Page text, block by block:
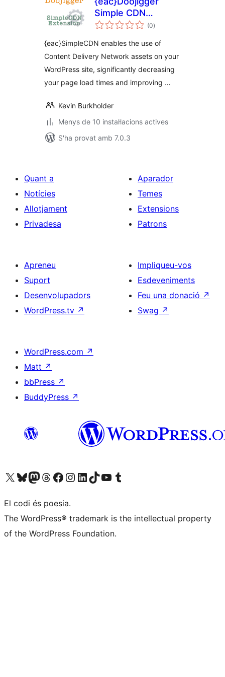
Simple CDN
Extension for
(0puntuacions
totals
)
{eac}SimpleCDN enables the use of
Content Delivery Network assets on your
WordPress site, significantly decreasing
your page load times and improving …
Kevin Burkholder
Menys de 10 instal·lacions actives
S'ha provat amb 7.0.3
Quant a
Notícies
Allotjament
Privadesa
Aparador
Temes
Extensions
Patrons
Apreneu
Suport
Desenvolupadors
WordPress.tv ↗
Impliqueu-vos
Esdeveniments
Feu una donació ↗
Swag ↗
WordPress.com ↗
Matt ↗
bbPress ↗
BuddyPress ↗
Visiteu el nostre compte X (abans Twitter)
Visiteu el nostre compte de Bluesky
Visiteu el nostre compte al Mastodon
Visiteu el nostre compte de Threads
Visiteu la nostra pàgina al Facebook
Visiteu el nostre compte d'Instagram
Visiteu el nostre compte de LinkedIn
Visiteu el nostre compte de TikTok
Visiteu el nostre canal al YouTube
Visiteu el nostre compte de Tumblr
El codi és poesia.
The WordPress® trademark is the intellectual property
of the WordPress Foundation.